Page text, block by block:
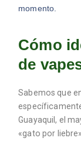
momento.
Cómo
de
Sabemos que
Guayaquil, el
«gato por